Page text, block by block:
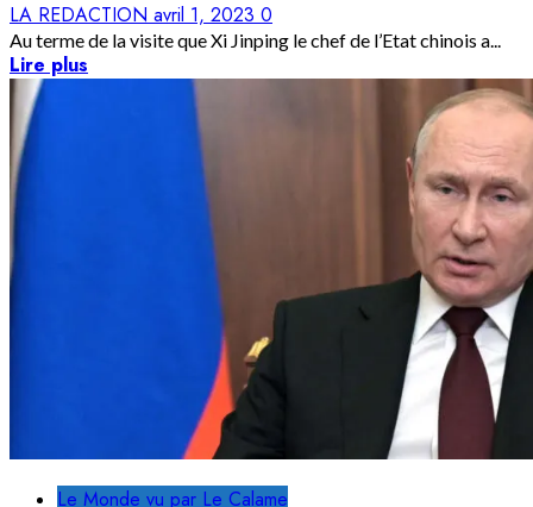
LA REDACTION avril 1, 2023 0
Au terme de la visite que Xi Jinping le chef de l’Etat chinois a...
Lire plus
Le Monde vu par Le Calame